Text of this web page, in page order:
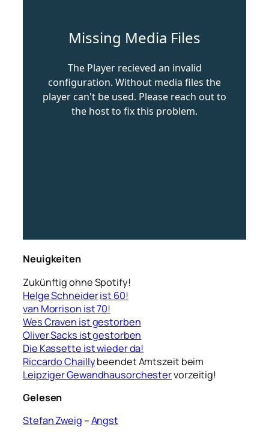
Neuigkeiten
Zukünftig ohne Spotify!
Helge Schneiderist 60!
van Morrison ist 70!
Wes Craven ist gestorben
Oliver Sacks ist gestorben
Die Kassette ist wieder da!
Riccardo Chaillybeendet Amtszeit beim
Leipziger Gewandhausorchestervorzeitig!
Gelesen
Stefan Zweig –Angst